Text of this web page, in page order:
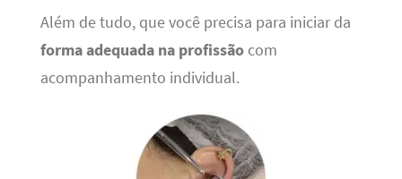
Além de tudo, que você precisa para iniciar da
forma adequada na profissãocom
acompanhamento individual.